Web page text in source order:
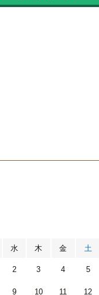
水 木 金 土
2 3 4 5
9 10 11 12